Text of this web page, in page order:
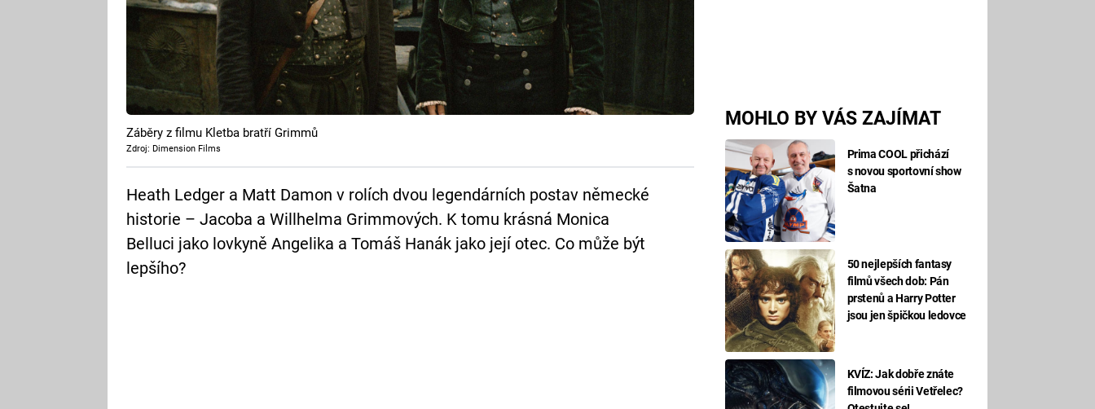
MOHLO BY VÁS ZAJÍMAT
Prima COOL přichází
s novou sportovní show
Šatna
50 nejlepších fantasy
filmů všech dob: Pán
prstenů a Harry Potter
jsou jen špičkou ledovce
KVÍZ: Jak dobře znáte
filmovou sérii Vetřelec?
Záběry z filmu Kletba bratří Grimmů
Zdroj: Dimension Films
Heath Ledger a Matt Damon v rolích dvou legendárních postav německé
historie – Jacoba a Willhelma Grimmových. K tomu krásná Monica
Belluci jako lovkyně Angelika a Tomáš Hanák jako její otec. Co může být
lepšího?